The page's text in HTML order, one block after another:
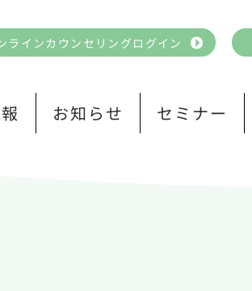
ラインカウンセリングログイン
お知らせ セミナー